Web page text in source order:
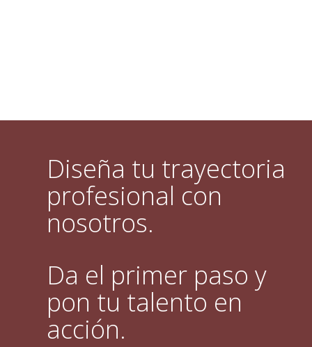
Diseña tu trayectoria
profesional con
nosotros.
Da el primer paso y
pon tu talento en
acción.